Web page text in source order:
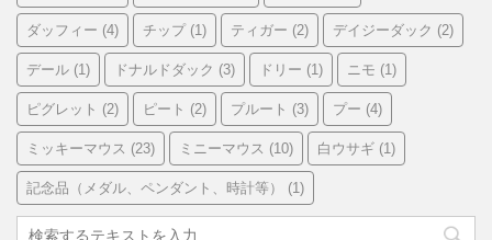
ダッフィー (4) チップ(1) ティガー (2) デイジーダック (2)
デール (1) ドナルドダック (3) ドリー (1) ニモ (1)
ピグレット (2) ピート (2) プルート (3) プー (4)
ミッキーマウス (23) ミニーマウス (10) 白ウサギ (1)
記念品（メダル、ペンダント、時計等） (1)